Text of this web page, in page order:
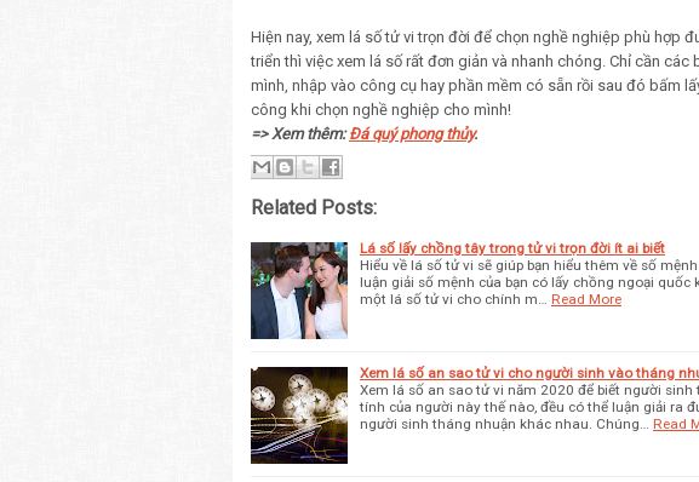
Hiện nay, xem lá số tử vi trọn đời để chọn nghề nghiệp phù hợp
triển thì việc xem lá số rất đơn giản và nhanh chóng. Chỉ cần
mình, nhập vào công cụ hay phần mềm có sẵn rồi sau đó bấm
công khi chọn nghề nghiệp cho mình!
=> Xem thêm:Đá quý phong thủy.
Related Posts:
Lá số lấy chồng tây trong tử vi trọn đời ít ai biết
Hiểu về lá số tử vi sẽ giúp bạn hiểu thêm về số
luận giải số mệnh của bạn có lấy chồng ngoại
một lá số tử vi cho chính m…
Read More
Xem lá số an sao tử vi cho người sinh vào tháng
Xem lá số an sao tử vi năm 2020 để biết người
tính của người này thế nào, đều có thể luận giải ra
người sinh tháng nhuận khác nhau. Chúng…
Read